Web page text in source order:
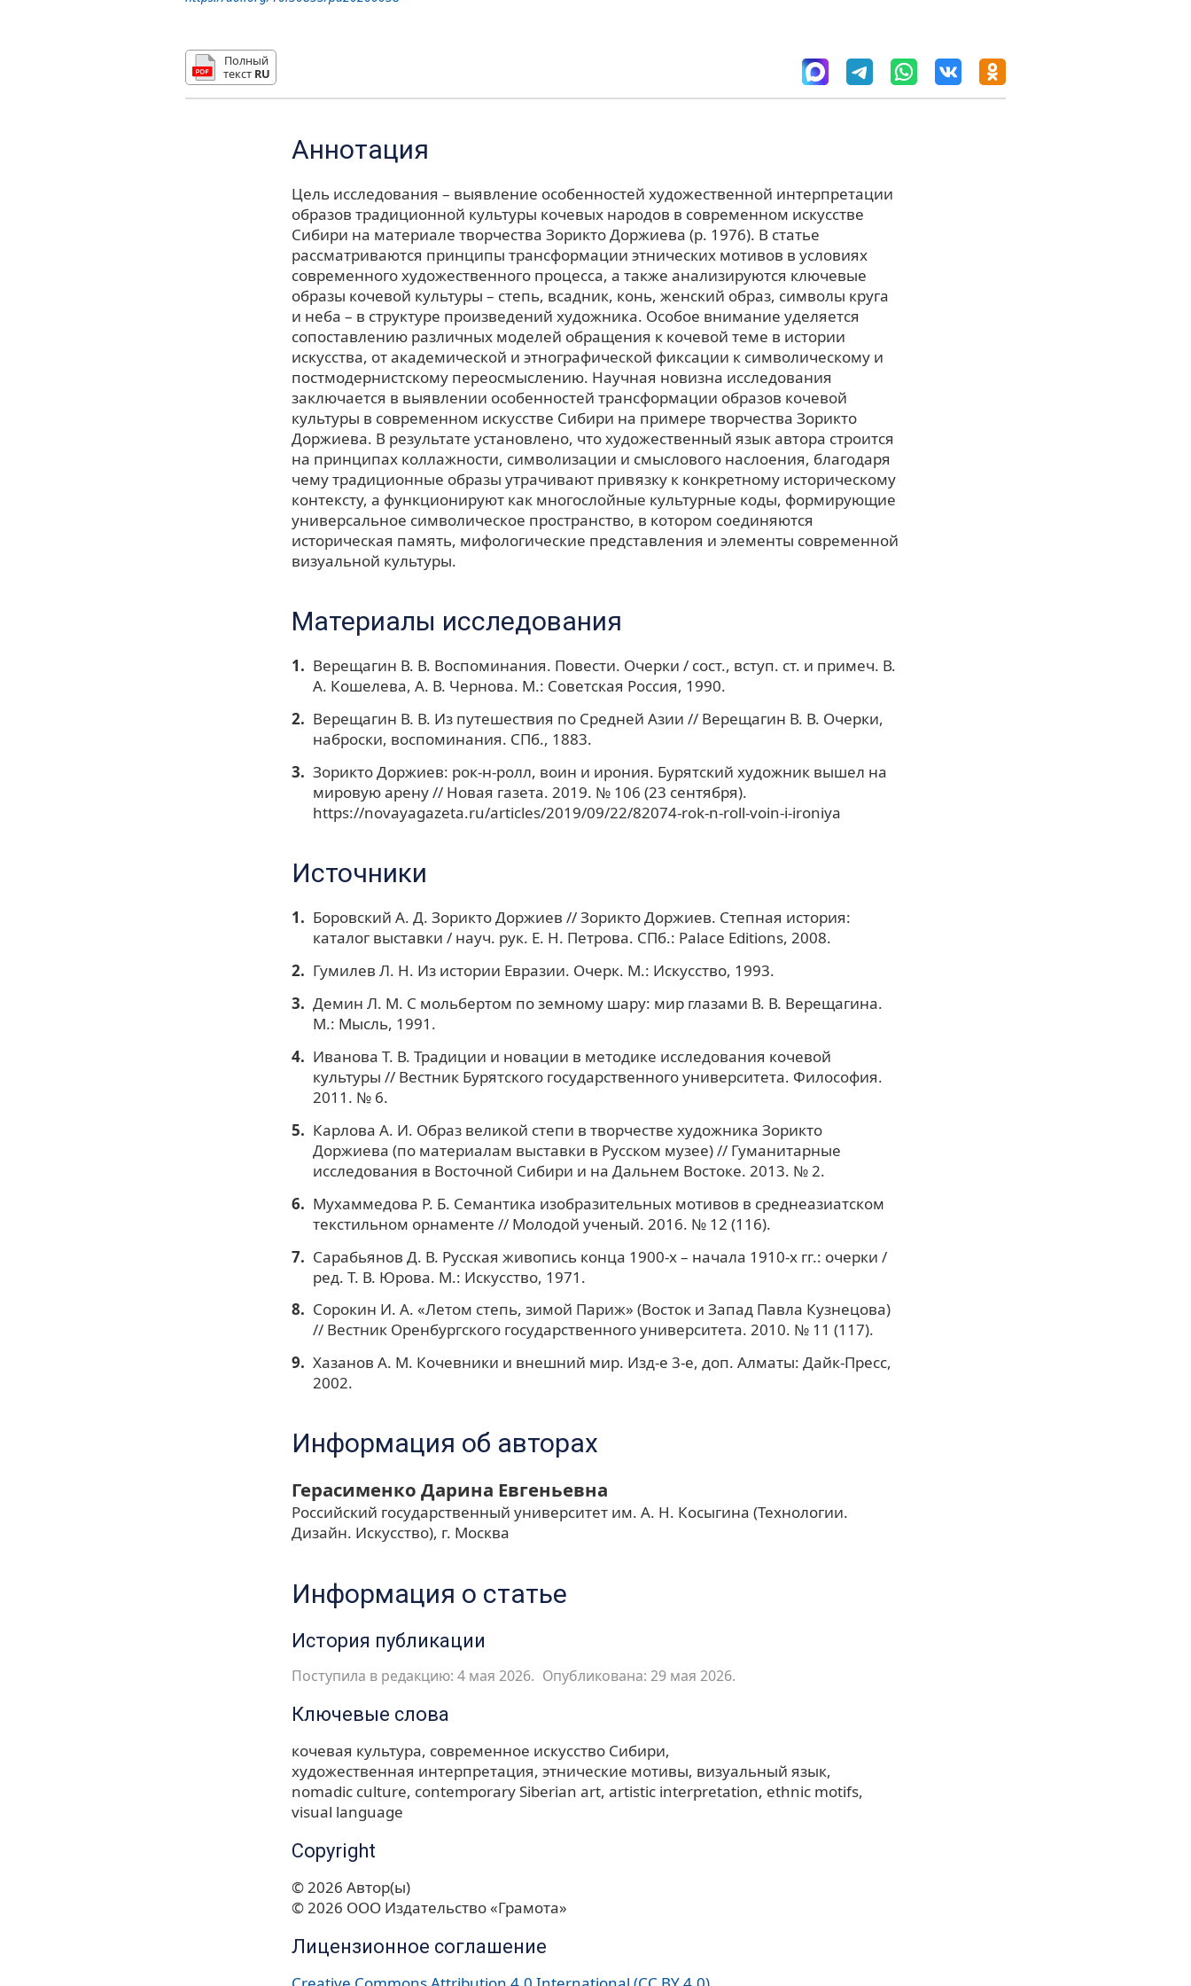
Полный
текст RU
Аннотация
Цель исследования – выявление особенностей художественной интерпретации
образов традиционной культуры кочевых народов в современном искусстве
Сибири на материале творчества Зорикто Доржиева (р. 1976). В статье
рассматриваются принципы трансформации этнических мотивов в условиях
современного художественного процесса, а также анализируются ключевые
образы кочевой культуры – степь, всадник, конь, женский образ, символы круга
и неба – в структуре произведений художника. Особое внимание уделяется
сопоставлению различных моделей обращения к кочевой теме в истории
искусства, от академической и этнографической фиксации к символическому и
постмодернистскому переосмыслению. Научная новизна исследования
заключается в выявлении особенностей трансформации образов кочевой
культуры в современном искусстве Сибири на примере творчества Зорикто
Доржиева. В результате установлено, что художественный язык автора строится
на принципах коллажности, символизации и смыслового наслоения, благодаря
чему традиционные образы утрачивают привязку к конкретному историческому
контексту, а функционируют как многослойные культурные коды, формирующие
универсальное символическое пространство, в котором соединяются
историческая память, мифологические представления и элементы современной
визуальной культуры.
Материалы исследования
Верещагин В. В. Воспоминания. Повести. Очерки / сост., вступ. ст. и примеч. В.
А. Кошелева, А. В. Чернова. М.: Советская Россия, 1990.
Верещагин В. В. Из путешествия по Средней Азии // Верещагин В. В. Очерки,
наброски, воспоминания. СПб., 1883.
Зорикто Доржиев: рок-н-ролл, воин и ирония. Бурятский художник вышел на
мировую арену // Новая газета. 2019. № 106 (23 сентября).
https://novayagazeta.ru/articles/2019/09/22/82074-rok-n-roll-voin-i-ironiya
Источники
Боровский А. Д. Зорикто Доржиев // Зорикто Доржиев. Степная история:
каталог выставки / науч. рук. Е. Н. Петрова. СПб.: Palace Editions, 2008.
Гумилев Л. Н. Из истории Евразии. Очерк. М.: Искусство, 1993.
Демин Л. М. С мольбертом по земному шару: мир глазами В. В. Верещагина.
М.: Мысль, 1991.
Иванова Т. В. Традиции и новации в методике исследования кочевой
культуры // Вестник Бурятского государственного университета. Философия.
2011. № 6.
Карлова А. И. Образ великой степи в творчестве художника Зорикто
Доржиева (по материалам выставки в Русском музее) // Гуманитарные
исследования в Восточной Сибири и на Дальнем Востоке. 2013. № 2.
Мухаммедова Р. Б. Семантика изобразительных мотивов в среднеазиатском
текстильном орнаменте // Молодой ученый. 2016. № 12 (116).
Сарабьянов Д. В. Русская живопись конца 1900-х – начала 1910-х гг.: очерки /
ред. Т. В. Юрова. М.: Искусство, 1971.
Сорокин И. А. «Летом степь, зимой Париж» (Восток и Запад Павла Кузнецова)
// Вестник Оренбургского государственного университета. 2010. № 11 (117).
Хазанов А. М. Кочевники и внешний мир. Изд-е 3-е, доп. Алматы: Дайк-Пресс,
2002.
Информация об авторах
Герасименко Дарина Евгеньевна
Российский государственный университет им. А. Н. Косыгина (Технологии.
Дизайн. Искусство), г. Москва
Информация о статье
История публикации
Поступила в редакцию: 4 мая 2026. Опубликована: 29 мая 2026.
Ключевые слова
кочевая культура современное искусство Сибири
художественная интерпретация этнические мотивы визуальный язык
nomadic culture contemporary Siberian art artistic interpretation ethnic motifs
visual language
Copyright
© 2026 Автор(ы)
© 2026 ООО Издательство «Грамота»
Лицензионное соглашение